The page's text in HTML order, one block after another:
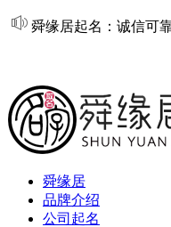
舜缘居起名：诚信可
舜缘居
品牌介绍
公司起名